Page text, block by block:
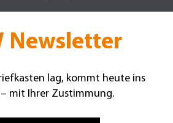
Newsletter
lag, kommt heute ins
mit Ihrer Zustimmung.